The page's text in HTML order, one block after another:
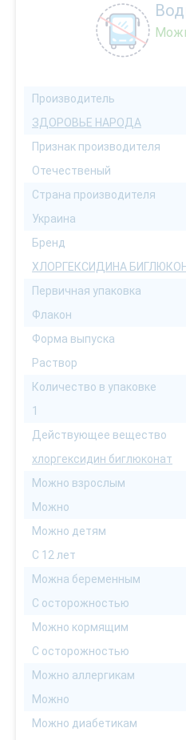
Производитель
ЗДОРОВЬЕ НАРОДА
Признак производителя
Отечественый
Страна производителя
Украина
Бренд
ХЛОРГЕКСИДИНА
Первичная упаковка
Флакон
Форма выпуска
Раствор
Количество в упаковке
1
Действующее вещество
хлоргексидин биглюконат
Можно взрослым
Можно
Можно детям
С 12 лет
Можна беременным
С осторожностью
Можно кормящим
С осторожностью
Можно аллергикам
Можно
Можно диабетикам